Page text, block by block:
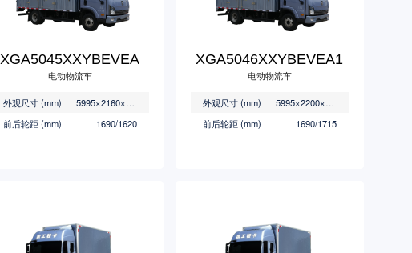
XGA5045XXYBEVEA
电动物流车
外观尺寸 (mm)
5995×2160×3150
前后轮距 (mm)
1690/1620
XGA5046XXYBEVEA1
电动物流车
外观尺寸 (mm)
5995×2200×3350
前后轮距 (mm)
1690/1715